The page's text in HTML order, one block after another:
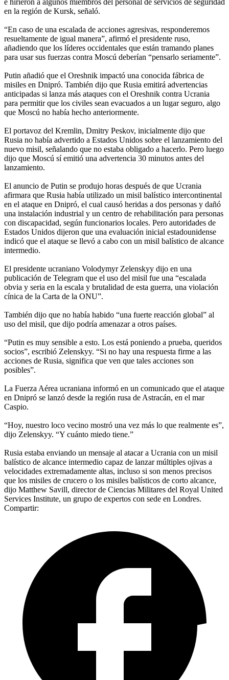
en la región de Kursk, señaló.
“En caso de una escalada de acciones agresivas, responderemos
resueltamente de igual manera”, afirmó el presidente ruso,
añadiendo que los líderes occidentales que están tramando planes
para usar sus fuerzas contra Moscú deberían “pensarlo seriamente”.
Putin añadió que el Oreshnik impactó una conocida fábrica de
misiles en Dnipró. También dijo que Rusia emitirá advertencias
anticipadas si lanza más ataques con el Oreshnik contra Ucrania
para permitir que los civiles sean evacuados a un lugar seguro, algo
que Moscú no había hecho anteriormente.
El portavoz del Kremlin, Dmitry Peskov, inicialmente dijo que
Rusia no había advertido a Estados Unidos sobre el lanzamiento del
nuevo misil, señalando que no estaba obligado a hacerlo. Pero luego
dijo que Moscú sí emitió una advertencia 30 minutos antes del
lanzamiento.
El anuncio de Putin se produjo horas después de que Ucrania
afirmara que Rusia había utilizado un misil balístico intercontinental
en el ataque en Dnipró, el cual causó heridas a dos personas y dañó
una instalación industrial y un centro de rehabilitación para personas
con discapacidad, según funcionarios locales. Pero autoridades de
Estados Unidos dijeron que una evaluación inicial estadounidense
indicó que el ataque se llevó a cabo con un misil balístico de alcance
intermedio.
El presidente ucraniano Volodymyr Zelenskyy dijo en una
publicación de Telegram que el uso del misil fue una “escalada
obvia y seria en la escala y brutalidad de esta guerra, una violación
cínica de la Carta de la ONU”.
También dijo que no había habido “una fuerte reacción global” al
uso del misil, que dijo podría amenazar a otros países.
“Putin es muy sensible a esto. Los está poniendo a prueba, queridos
socios”, escribió Zelenskyy. “Si no hay una respuesta firme a las
acciones de Rusia, significa que ven que tales acciones son
posibles”.
La Fuerza Aérea ucraniana informó en un comunicado que el ataque
en Dnipró se lanzó desde la región rusa de Astracán, en el mar
Caspio.
“Hoy, nuestro loco vecino mostró una vez más lo que realmente es”,
dijo Zelenskyy. “Y cuánto miedo tiene.”
Rusia estaba enviando un mensaje al atacar a Ucrania con un misil
balístico de alcance intermedio capaz de lanzar múltiples ojivas a
velocidades extremadamente altas, incluso si son menos precisos
que los misiles de crucero o los misiles balísticos de corto alcance,
dijo Matthew Savill, director de Ciencias Militares del Royal United
Services Institute, un grupo de expertos con sede en Londres.
Compartir: